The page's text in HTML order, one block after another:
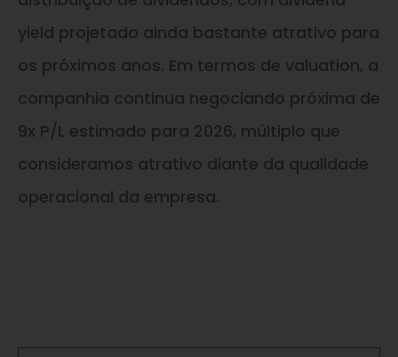
yield projetado ainda bastante atrativo para
os próximos anos. Em termos de valuation, a
companhia continua negociando próxima de
9x P/L estimado para 2026, múltiplo que
consideramos atrativo diante da qualidade
operacional da empresa.